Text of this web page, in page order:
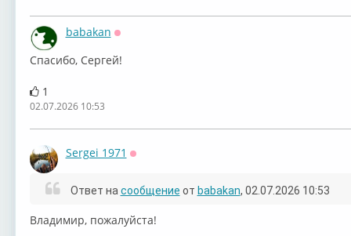
babakan
⁣Спасибо, Сергей!
1
02.07.2026 10:53
Sergei 1971
Ответ на сообщение от babakan, 02.07.2026 10:53
⁣⁣Владимир, пожалуйста!